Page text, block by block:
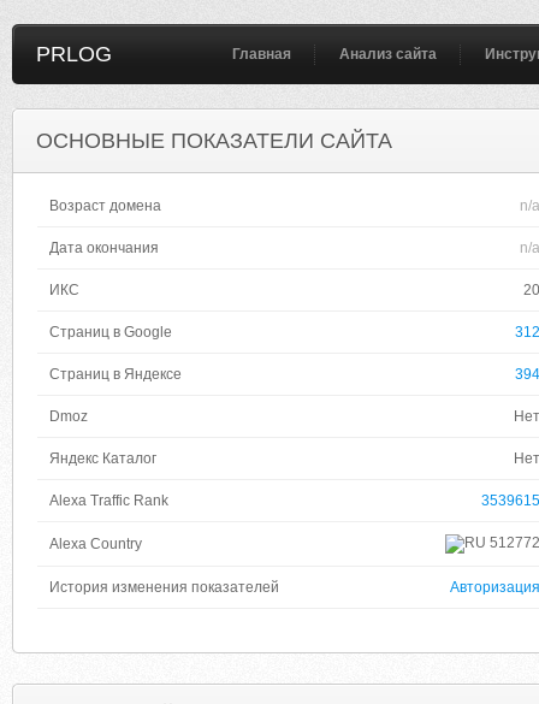
PRLOG Главная Анализ сайта
ОСНОВНЫЕ ПОКАЗАТЕЛИ САЙТА
Возраст домена n/a
Дата окончания n/a
ИКС 20
Страниц в Google 312
Страниц в Яндексе 394
Dmoz Нет
Яндекс Каталог Нет
Alexa Traffic Rank 3539615
Alexa Country 512772
История изменения показателей Авторизация